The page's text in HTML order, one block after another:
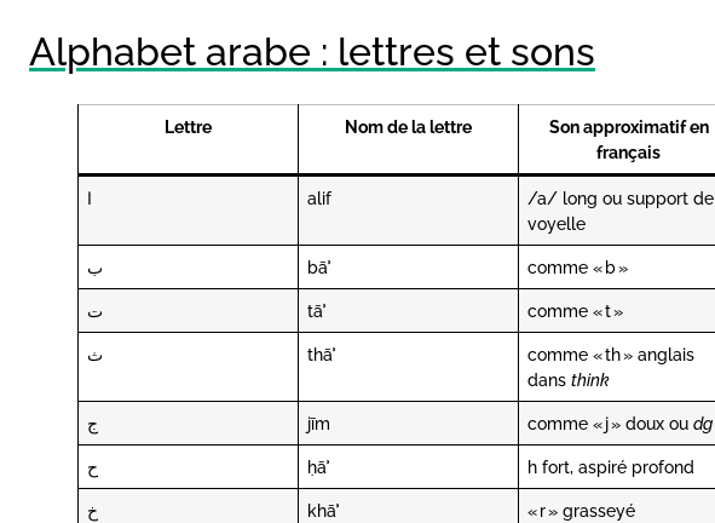
Alphabet arabe : lettres et sons
Lettre Nom de la lettre
Son approximatif en
français
ا alif
/a/ long ou support de
voyelle
ب bāʾ comme « b »
ت tāʾ comme « t »
ث thāʾ
comme « th » anglais
dansthink
ج jīm comme « j » doux oudg
ح ḥāʾ h fort, aspiré profond
خ khāʾ
« r » grasseyé